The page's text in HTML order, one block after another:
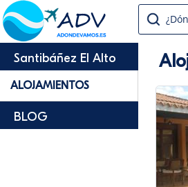
Santibáñez El Alto
ALOJAMIENTOS
BLOG